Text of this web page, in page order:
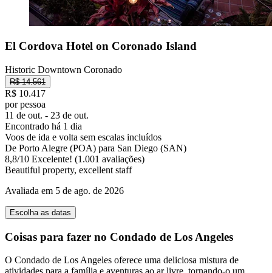
El Cordova Hotel on Coronado Island
Historic Downtown Coronado
R$ 14.561
R$ 10.417
por pessoa
11 de out. - 23 de out.
Encontrado há 1 dia
Voos de ida e volta sem escalas incluídos
De Porto Alegre (POA) para San Diego (SAN)
8,8/10 Excelente! (1.001 avaliações)
Beautiful property, excellent staff
Avaliada em 5 de ago. de 2026
Escolha as datas
Coisas para fazer no Condado de Los Angeles
O Condado de Los Angeles oferece uma deliciosa mistura de